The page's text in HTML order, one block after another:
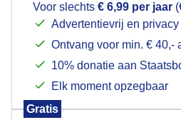
Voor slechts € 6,99 per jaar
Advertentievrij en
Ontvang voor min. € 40,-
10% donatie aan
Elk moment opzegbaar
Gratis
Indien je hier nog geen
verschijnt er zo een pop-up
Is goed, toon